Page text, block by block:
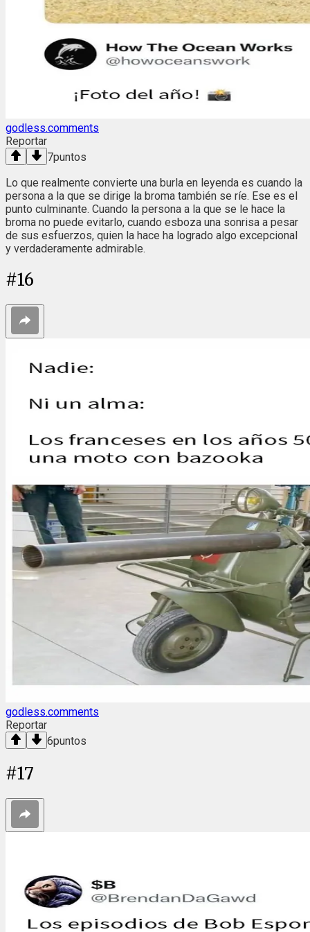
godless.comments
Reportar
7puntos
Lo que realmente convierte una burla en leyenda es cuando la
persona a la que se dirige la broma también se ríe. Ese es el
punto culminante. Cuando la persona a la que se le hace la
broma no puede evitarlo, cuando esboza una sonrisa a pesar
de sus esfuerzos, quien la hace ha logrado algo excepcional
y verdaderamente admirable.
#16
godless.comments
Reportar
6puntos
#17